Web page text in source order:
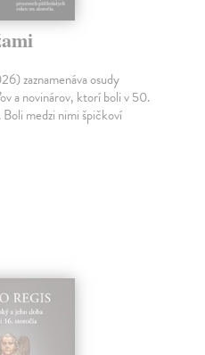
zaznamenáva osudy
a novinárov, ktorí boli v 50.
medzi nimi špičkoví